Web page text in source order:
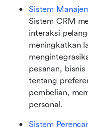
Sistem
Sistem CRM
interaksi
meningkatkan
pesanan,
tentang
pembelian,
personal.
Sistem